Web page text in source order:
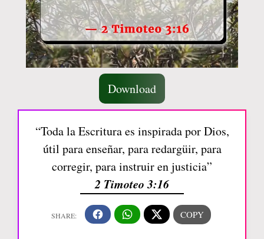
Download
“Toda la Escritura es inspirada por Dios,
útil para enseñar, para redargüir, para
corregir, para instruir en justicia”
2 Timoteo 3:16